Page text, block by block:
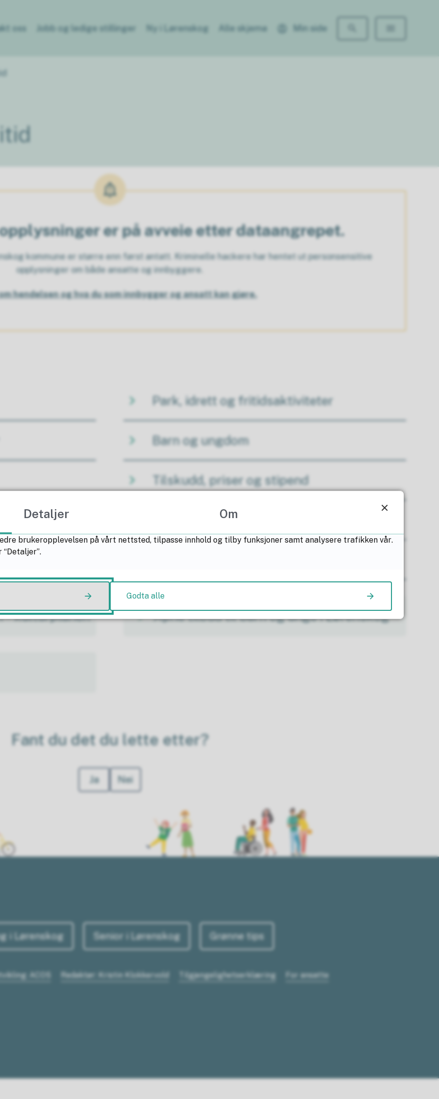
oss Jobb og ledige stillinger Ny i Lørenskog Alle skjema Min side
er på avveie etter dataangrepet.
kommune er større enn først antatt. Kriminelle hackere har hentet ut personsensitive
opplysninger om både ansatte og innbyggere.
hendelsen og hva du som innbygger og ansatt kan gjøre.
Park, idrett og fritidsaktiviteter
Barn og ungdom
Tilskudd, priser og stipend
Seniortilbud
- kulturplanen Åpne tilbud til barn og unge i Lørenskog
Fant du det du lette etter?
Ja Nei
i Lørenskog Senior i Lørenskog Grønne tips
ACOS Redaktør: Kristin Klokkervold Tilgjengelighetserklæring For ansatte
Detaljer Om
brukeropplevelsen på vårt nettsted, tilpasse innhold og tilby funksjoner samt analysere trafikken vår.
Godta alle